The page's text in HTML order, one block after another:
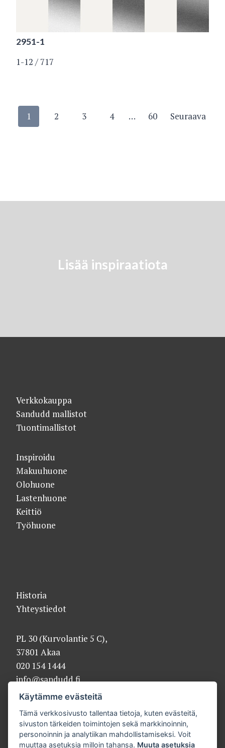
2951-1
1-12 / 717
Posts
navigation
1 2 3 4 … 60 Seuraava
Lisää inspiraatiota
Verkkokauppa
Sandudd mallistot
Tuontimallistot
Inspiroidu
Makuuhuone
Olohuone
Lastenhuone
Keittiö
Työhuone
Historia
Yhteystiedot
PL 30 (Kurvolantie 5 C),
37801 Akaa
020 154 1444
info@sandudd.fi
Käytämme evästeitä
Tämä verkkosivusto tallentaa tietoja, kuten evästeitä,
sivuston tärkeiden toimintojen sekä markkinoinnin,
personoinnin ja analytiikan mahdollistamiseksi. Voit
muuttaa asetuksia milloin tahansa. Muuta asetuksia